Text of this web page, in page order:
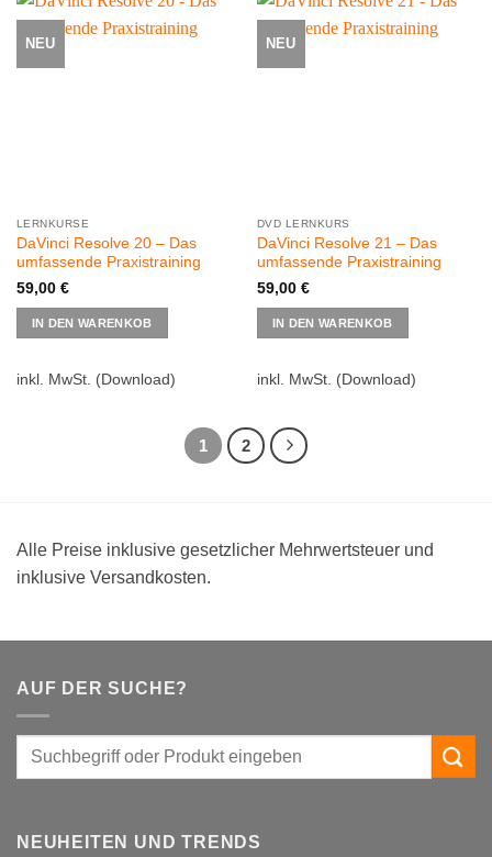
Die
Optionen
NEU
LERNKURSE
DaVinci Resolve 20 – Das
umfassende Praxistraining
59,00 €
IN DEN WARENKOB
inkl. MwSt. (Download)
NEU
DVD LERNKURS
DaVinci Resolve 21 – Das
umfassende Praxistraining
59,00 €
IN DEN WARENKOB
inkl. MwSt. (Download)
1 2
Alle Preise inklusive gesetzlicher Mehrwertsteuer und
inklusive Versandkosten.
AUF DER SUCHE?
NEUHEITEN UND TRENDS